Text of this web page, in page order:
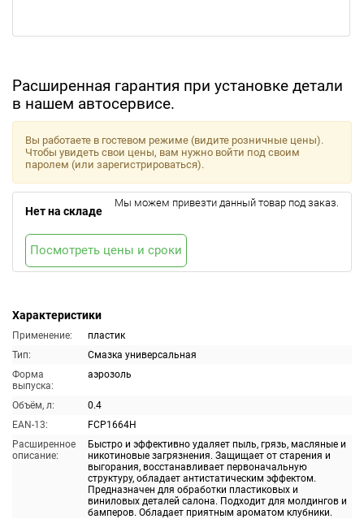
Расширенная гарантия при установке детали
в нашем автосервисе.
Характеристики
Применение:
пластик
Тип:
Смазка универсальная
Форма
выпуска:
аэрозоль
Объём, л:
0.4
EAN-13:
FCP1664H
Расширенное
описание:
Быстро и эффективно удаляет пыль, грязь, масляные и
никотиновые загрязнения. Защищает от старения и
выгорания, восстанавливает первоначальную
структуру, обладает антистатическим эффектом.
Предназначен для обработки пластиковых и
виниловых деталей салона. Подходит для молдингов и
бамперов. Обладает приятным ароматом клубники.
Вы работаете в гостевом режиме (видите розничные цены).
Чтобы увидеть свои цены, вам нужно войти под своим
паролем (или зарегистрироваться).
Нет на складе
Мы можем привезти данный товар под заказ.
Посмотреть цены и сроки